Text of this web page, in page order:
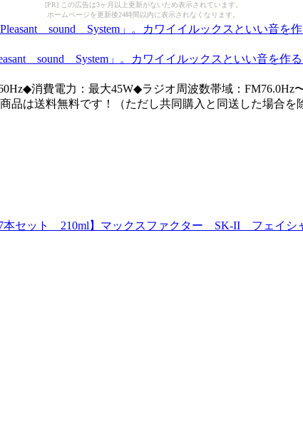
[PR] この広告は3ヶ月以上更新がないため表示されています。
ホームページを更新後24時間以内に表示されなくなります。
sound System」。カワイイルックスといい音を作
消費電力：最大45W◆ラジオ周波数帯域：
品は送料無料です！（ただし共同購入と同送した場合
本セット 210ml】マックスファクター SK-II フェイ